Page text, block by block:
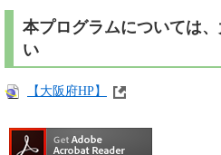
本プログラムについては
い
【大阪府HP】